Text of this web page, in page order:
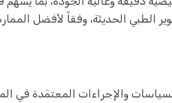
الطبي الحديثة، وفقاً لأفضل
والإجراءات المعتمَدة في